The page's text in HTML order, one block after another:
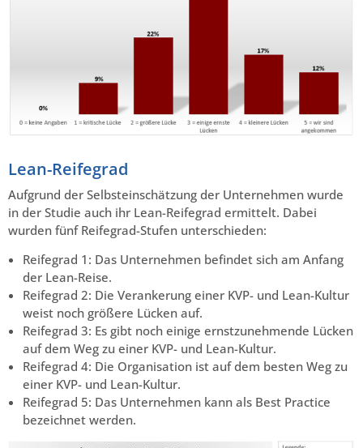
Lean-Reifegrad
Aufgrund der Selbsteinschätzung der Unternehmen wurde
in der Studie auch ihr Lean-Reifegrad ermittelt. Dabei
wurden fünf Reifegrad-Stufen unterschieden:
Reifegrad 1: Das Unternehmen befindet sich am Anfang
der Lean-Reise.
Reifegrad 2: Die Verankerung einer KVP- und Lean-Kultur
weist noch größere Lücken auf.
Reifegrad 3: Es gibt noch einige ernstzunehmende Lücken
auf dem Weg zu einer KVP- und Lean-Kultur.
Reifegrad 4: Die Organisation ist auf dem besten Weg zu
einer KVP- und Lean-Kultur.
Reifegrad 5: Das Unternehmen kann als Best Practice
bezeichnet werden.